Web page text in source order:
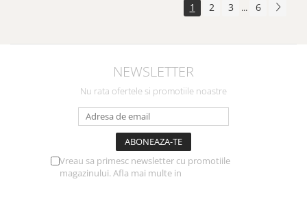
1 2 3 ... 6
NEWSLETTER
Nu rata ofertele si promotiile noastre
Vreau sa primesc newsletter cu promotiile
magazinului. Afla mai multe in